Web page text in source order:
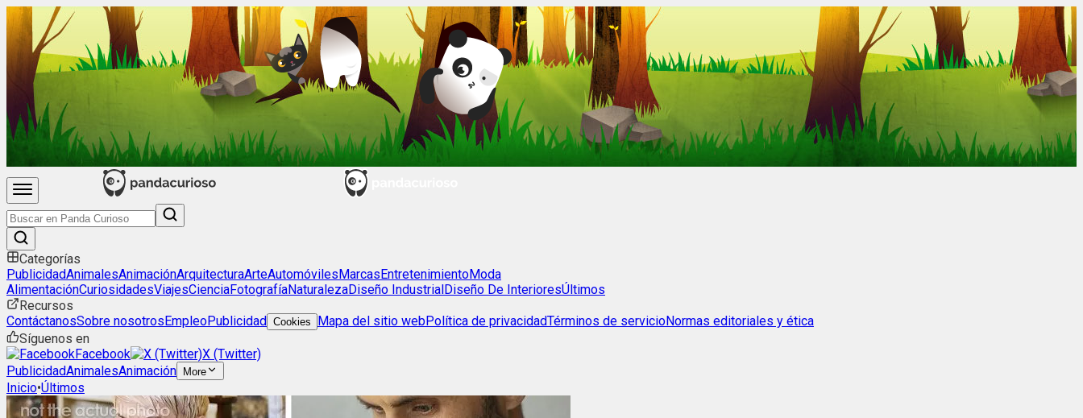
Categorías
PublicidadAnimalesAnimaciónArquitecturaArteAutomóvilesMarcasEntretenimientoModa
AlimentaciónCuriosidadesViajesCienciaFotografíaNaturalezaDiseño IndustrialDiseño De InterioresÚltimos
Recursos
ContáctanosSobre nosotrosEmpleoPublicidad Cookies Mapa del sitio webPolítica de privacidadTérminos de servicioNormas editoriales y ética
Síguenos en
Facebook
X (Twitter)
PublicidadAnimalesAnimación More
Inicio•Últimos